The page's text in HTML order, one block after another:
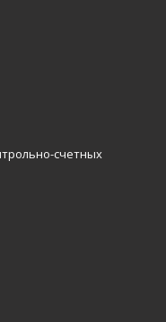
счетных